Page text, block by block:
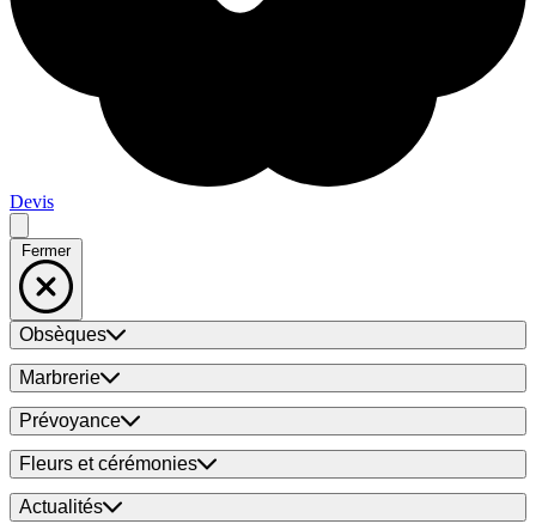
Devis
Fermer
Obsèques
Marbrerie
Prévoyance
Fleurs et cérémonies
Actualités